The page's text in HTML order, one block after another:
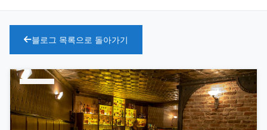
블로그 목록으로 돌아가기